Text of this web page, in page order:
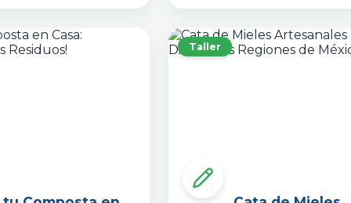
Taller